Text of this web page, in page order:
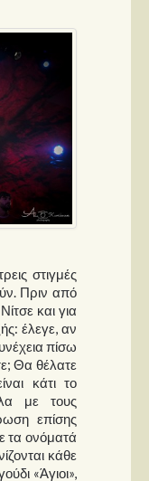
στιγμές
Πριν από
και για
έλεγε, αν
πίσω
Θα θέλατε
κάτι το
με τους
επίσης
τα ονόματά
κάθε
«Άγιοι»,